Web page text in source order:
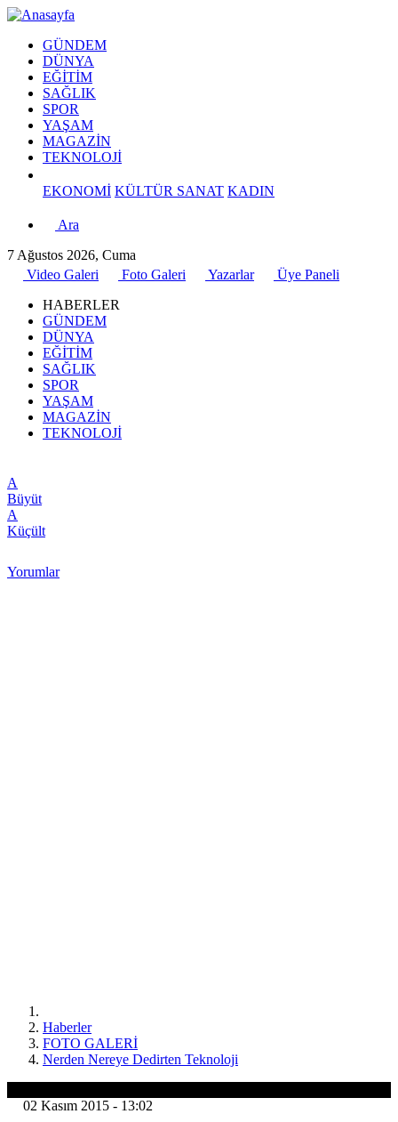
GÜNDEM
DÜNYA
EĞİTİM
SAĞLIK
SPOR
YAŞAM
MAGAZİN
TEKNOLOJİ
EKONOMİ KÜLTÜR SANAT KADIN
Ara
7 Ağustos 2026, Cuma
Video Galeri
Foto Galeri Yazarlar
Üye Paneli
HABERLER
GÜNDEM
DÜNYA
EĞİTİM
SAĞLIK
SPOR
YAŞAM
MAGAZİN
TEKNOLOJİ
A
Büyüt
A
Küçült
Yorumlar
Haberler
FOTO GALERİ
Nerden Nereye Dedirten Teknoloji
02 Kasım 2015 - 13:02